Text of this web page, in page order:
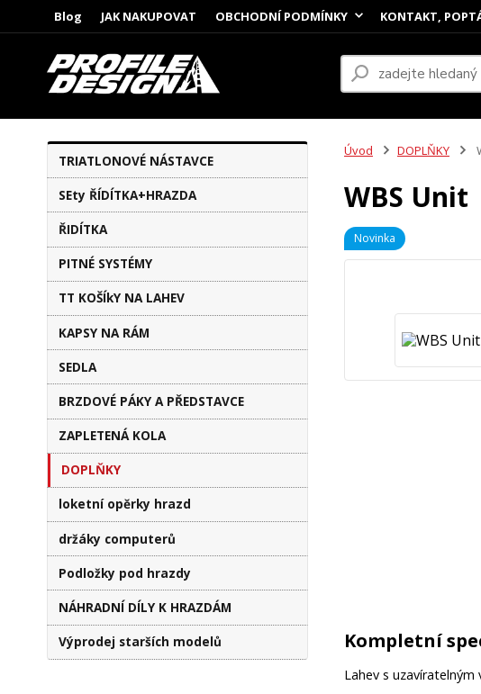
Blog JAK NAKUPOVAT OBCHODNÍ PODMÍNKY KONTAKT,
TRIATLONOVÉ NÁSTAVCE
SEty ŘÍDÍTKA+HRAZDA
ŘIDÍTKA
PITNÉ SYSTÉMY
TT KOŠÍkY NA LAHEV
KAPSY NA RÁM
SEDLA
BRZDOVÉ PÁKY A PŘEDSTAVCE
ZAPLETENÁ KOLA
DOPLŇKY
loketní opěrky hrazd
držáky computerů
Podložky pod hrazdy
NÁHRADNÍ DÍLY K HRAZDÁM
Výprodej starších modelů
Úvod DOPLŇKY
WBS Unit
Novinka
Kompletní
Lahev s